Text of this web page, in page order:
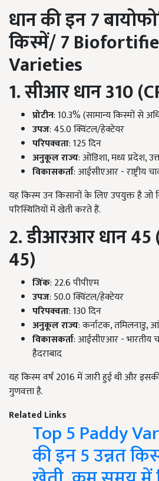
धान की इन 7
किस्में/7
Varieties
1. सीआर धान 310
प्रोटीन: 10.3% (सामान्य किस्मों से
उपज: 45.0 क्विंटल/हेक्टेयर
परिपक्वता: 125 दिन
अनुकूल राज्य: ओडिशा, मध्य प्रदेश,
विकासकर्ता: आईसीएआर - राष्ट्रीय
यह किस्म उन किसानों के लिए उपयुक्त है जो
परिस्थितियों में खेती करते हैं.
2. डीआरआर धान 45
45)
जिंक: 22.6 पीपीएम
उपज: 50.0 क्विंटल/हेक्टेयर
परिपक्वता: 130 दिन
अनुकूल राज्य: कर्नाटक, तमिलनाडु,
विकासकर्ता: आईसीएआर - भारतीय
हैदराबाद
यह किस्म वर्ष 2016 में जारी हुई थी और
गुणवत्ता है.
Related Links
Top 5 Paddy
की इन 5 उन्नत